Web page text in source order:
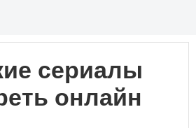
сериалы
онлайн